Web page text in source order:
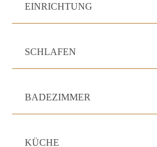
EINRICHTUNG
SCHLAFEN
BADEZIMMER
KÜCHE